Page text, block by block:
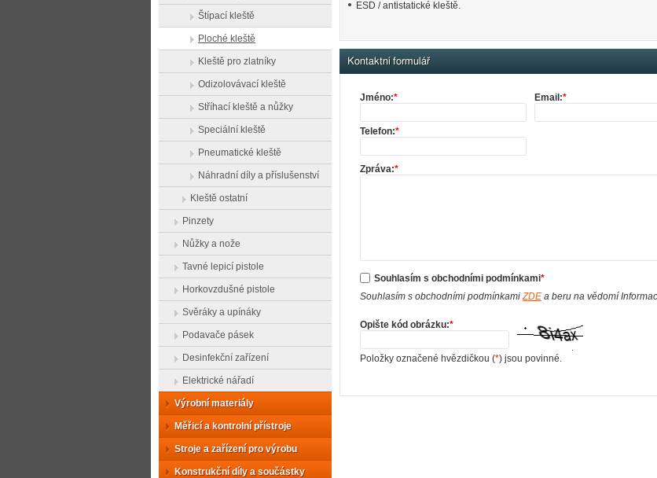
ESD / antistatické kleště.
Kontaktní formulář
Jméno:* Email:*
Telefon:*
Zpráva:*
Souhlasím s obchodními podmínkami*
Souhlasím s obchodními podmínkamiZDE a beru na vědomí
Opište kód obrázku:*
Položky označené hvězdičkou (*) jsou povinné.
Štípací kleště
Ploché kleště
Kleště pro zlatníky
Odizolovávací kleště
Stříhací kleště a nůžky
Speciální kleště
Pneumatické kleště
Náhradní díly a příslušenství
Kleště ostatní
Pinzety
Nůžky a nože
Tavné lepicí pistole
Horkovzdušné pistole
Svěráky a upínáky
Podavače pásek
Desinfekční zařízení
Elektrické nářadí
Výrobní materiály
Měřicí a kontrolní přístroje
Stroje a zařízení pro výrobu
Konstrukční díly a součástky